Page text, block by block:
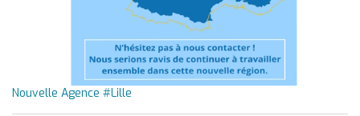
Nouvelle Agence #Lille